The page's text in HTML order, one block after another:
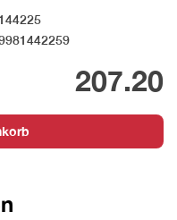
207.20